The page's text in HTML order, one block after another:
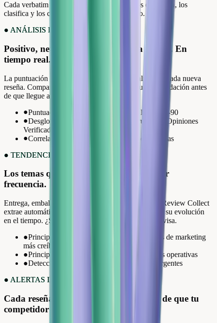
Cada verbatim es un dato. Review Collect los estructura, los
clasifica y los convierte en un panel operativo.
● ANÁLISIS DE SENTIMIENTO
Positivo, neutro, negativo. En cada reseña. En
tiempo real.
La puntuación global de sentimiento se actualiza con cada nueva
reseña. Compara semana a semana. Detecta una degradación antes
de que llegue a tu valoración de estrellas.
●Puntuación global + tendencia D-7 / D-30 / D-90
●Desglose por plataforma (Google, Trustpilot, Opiniones
Verificadas)
●Correlación sentimiento / valoración de estrellas
● TENDENCIAS Y TEMAS
Los temas que se repiten. Clasificados por
frecuencia.
Entrega, embalaje, soporte, relación calidad-precio. Review Collect
extrae automáticamente los temas recurrentes y mide su evolución
en el tiempo. ¿Surge un nuevo tema? Una alerta te avisa.
●Principales temas positivos = tus argumentos de marketing
más creíbles
●Principales temas negativos = tus prioridades operativas
●Detección automática de nuevos temas emergentes
● ALERTAS INSTANTÁNEAS
Cada reseña negativa, gestionada antes de que tu
competidor la vea.